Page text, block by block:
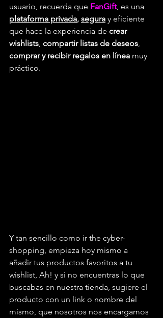
usuario, recuerda que FanGift, es una
plataforma privada, segura y eficiente
que hace la experiencia de crear
wishlists, compartir listas de deseos,
comprar y recibir regalos en línea muy
práctico.
Y tan sencillo como ir the cyber-
shopping, empieza hoy mismo a
añadir tus productos favoritos a tu
wishlist, Ah! y si no encuentras lo que
buscabas en nuestra tienda, sugiere el
producto con un link o nombre del
mismo, que nosotros nos encargamos